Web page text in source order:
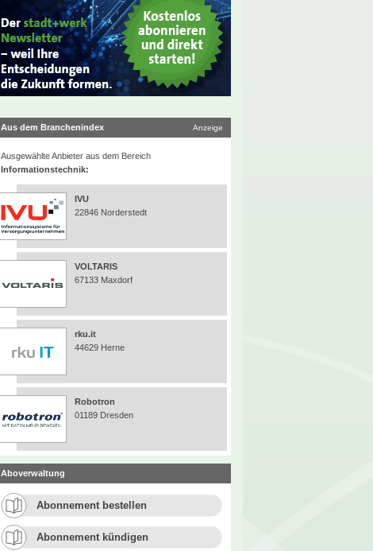
Aus dem Branchenindex Anzeige
Ausgewählte Anbieter aus dem Bereich
Informationstechnik:
IVU
22846 Norderstedt
VOLTARIS
67133 Maxdorf
rku.it
44629 Herne
Robotron
01189 Dresden
Aboverwaltung
Abonnement bestellen
Abonnement kündigen